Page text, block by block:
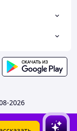
2026